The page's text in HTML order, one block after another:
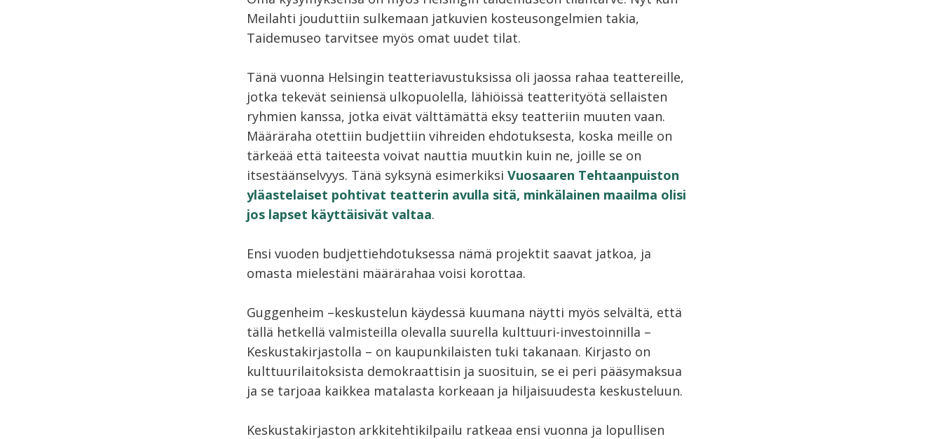
Meilahti jouduttiin sulkemaan jatkuvien kosteusongelmien takia,
Taidemuseo tarvitsee myös omat uudet tilat.
Tänä vuonna Helsingin teatteriavustuksissa oli jaossa rahaa teattereille,
jotka tekevät seiniensä ulkopuolella, lähiöissä teatterityötä sellaisten
ryhmien kanssa, jotka eivät välttämättä eksy teatteriin muuten vaan.
Määräraha otettiin budjettiin vihreiden ehdotuksesta, koska meille on
tärkeää että taiteesta voivat nauttia muutkin kuin ne, joille se on
itsestäänselvyys. Tänä syksynä esimerkiksi Vuosaaren Tehtaanpuiston
yläastelaiset pohtivat teatterin avulla sitä, minkälainen maailma olisi
jos lapset käyttäisivät valtaa.
Ensi vuoden budjettiehdotuksessa nämä projektit saavat jatkoa, ja
omasta mielestäni määrärahaa voisi korottaa.
Guggenheim –keskustelun käydessä kuumana näytti myös selvältä, että
tällä hetkellä valmisteilla olevalla suurella kulttuuri-investoinnilla –
Keskustakirjastolla – on kaupunkilaisten tuki takanaan. Kirjasto on
kulttuurilaitoksista demokraattisin ja suosituin, se ei peri pääsymaksua
ja se tarjoaa kaikkea matalasta korkeaan ja hiljaisuudesta keskusteluun.
Keskustakirjaston arkkitehtikilpailu ratkeaa ensi vuonna ja lopullisen